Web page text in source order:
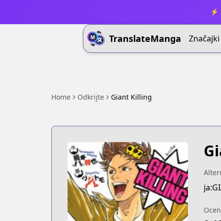
⚡
TranslateManga Značajki
Home Odkrijte Giant Killing